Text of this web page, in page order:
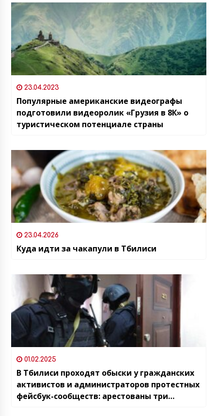
23.04.2023
Популярные американские видеографы
подготовили видеоролик «Грузия в 8К» о
туристическом потенциале страны
23.04.2026
Куда идти за чакапули в Тбилиси
01.02.2025
В Тбилиси проходят обыски у гражданских
активистов и администраторов протестных
фейсбук-сообществ: арестованы три